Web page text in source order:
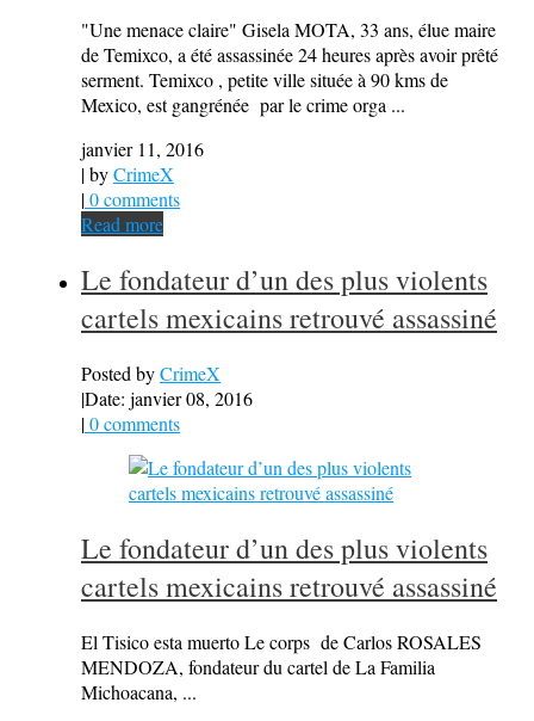
"Une menace claire" Gisela MOTA, 33 ans, élue maire
de Temixco, a été assassinée 24 heures après avoir prêté
serment. Temixco , petite ville située à 90 kms de
Mexico, est gangrénée par le crime orga ...
janvier 11, 2016
| byCrimeX
|0 comments
Read more
Le fondateur d’un des plus violents
cartels mexicains retrouvé assassiné
Posted byCrimeX
|Date: janvier 08, 2016
|0 comments
Le fondateur d’un des plus violents
cartels mexicains retrouvé assassiné
El Tisico esta muerto Le corps de Carlos ROSALES
MENDOZA, fondateur du cartel de La Familia
Michoacana, ...